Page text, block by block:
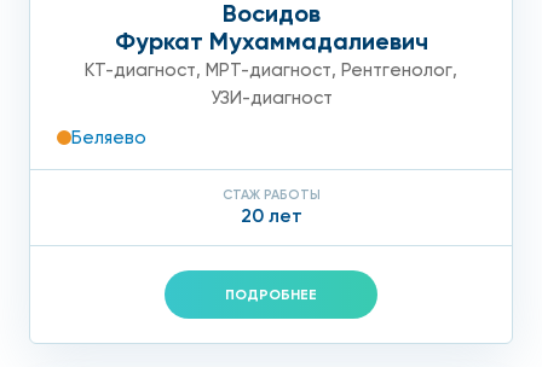
Восидов
Фуркат Мухаммадалиевич
КТ-диагност, МРТ-диагност, Рентгенолог,
УЗИ-диагност
Беляево
СТАЖ РАБОТЫ
20 лет
ПОДРОБНЕЕ